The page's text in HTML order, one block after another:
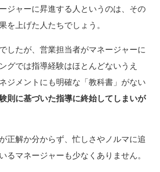
ジャーに昇進する人というのは、その
を上げた人たちでしょう。
したが、営業担当者がマネージャーに
グでは指導経験はほとんどないうえ
ジメントにも明確な「教科書」がない
則に基づいた指導に終始してしまいが
正解か分からず、忙しさやノルマに追
るマネージャーも少なくありません。